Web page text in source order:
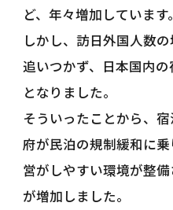
ど、年々増加しています。
しかし、訪日外国人数
追いつかず、日本国内
となりました。
そういったことから、
府が民泊の規制緩和に
営がしやすい環境が整
が増加しました。